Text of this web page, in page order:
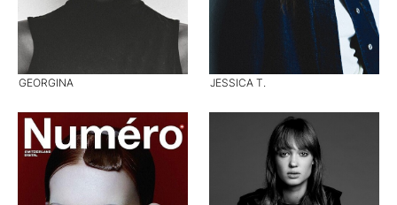
GEORGINA JESSICA T.